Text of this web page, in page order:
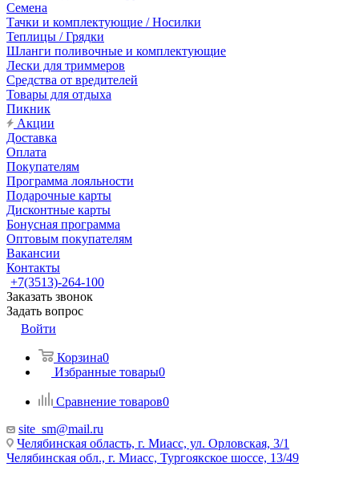
Семена
Тачки и комплектующие / Носилки
Теплицы / Грядки
Шланги поливочные и комплектующие
Лески для триммеров
Средства от вредителей
Товары для отдыха
Пикник
Акции
Доставка
Оплата
Покупателям
Программа лояльности
Подарочные карты
Дисконтные карты
Бонусная программа
Оптовым покупателям
Вакансии
Контакты
+7(3513)-264-100
Заказать звонок
Задать вопрос
Войти
Корзина0
Избранные товары0
Сравнение товаров0
site_sm@mail.ru
Челябинская область, г. Миасс, ул. Орловская, 3/1
Челябинская обл., г. Миасс, Тургоякское шоссе, 13/49